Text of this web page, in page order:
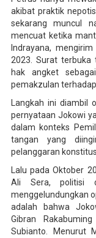
akibat praktik
sekarang muncul
mencuat ketika
Indrayana,
2023. Surat terbuka
hak angket
pemakzulan
Langkah ini diambil
pernyataan Jokowi
dalam konteks
tangan yang
pelanggaran
Lalu pada Oktober
Ali Sera, politisi
menggelundungkan
adalah bahwa
Gibran
Subianto. Menurut